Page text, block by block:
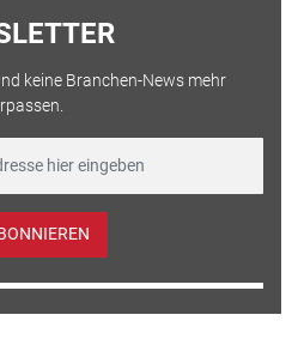
keine Branchen-News mehr